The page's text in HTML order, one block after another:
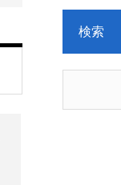
検索